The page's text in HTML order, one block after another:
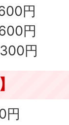
円
円
円
円